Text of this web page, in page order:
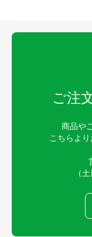
ご注
商品や
こちらよ
（